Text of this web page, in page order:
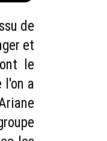
de
et
le
l'on a